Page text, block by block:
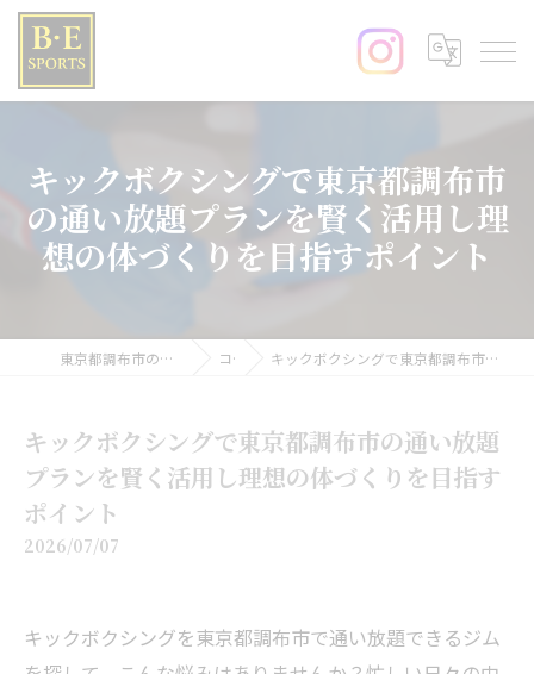
キックボクシングで東京都調布市
の通い放題プランを賢く活用し理
想の体づくりを目指すポイント
東京都調布市のキックボクシングならB･E SPORTS コラム キックボクシングで東京都調布市の通い放題プランを賢く活用し理想の体づくりを目指すポイント
キックボクシングで東京都調布市の通い放題
プランを賢く活用し理想の体づくりを目指す
ポイント
2026/07/07
キックボクシングを東京都調布市で通い放題できるジム